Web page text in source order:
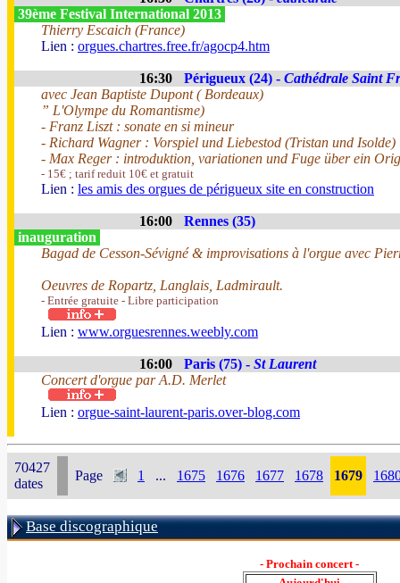
39ème Festival International 2013
Thierry Escaich (France)
Lien : orgues.chartres.free.fr/agocp4.htm
16:30 Périgueux (24) - Cathédrale Saint
avec Jean Baptiste Dupont ( Bordeaux)
” L'Olympe du Romantisme)
- Franz Liszt : sonate en si mineur
- Richard Wagner : Vorspiel und Liebestod (Tristan und Isolde)
- Max Reger : introduktion, variationen und Fuge über ein
- 15€ ; tarif reduit 10€ et gratuit
Lien : les amis des orgues de périgueux site en construction
16:00
Rennes (35)
inauguration
Bagad de Cesson-Sévigné & improvisations à l'orgue avec
Oeuvres de Ropartz, Langlais, Ladmirault.
- Entrée gratuite - Libre participation
Lien : www.orguesrennes.weebly.com
16:00 Paris (75) - St Laurent
Concert d'orgue par A.D. Merlet
Lien : orgue-saint-laurent-paris.over-blog.com
70427
dates
Page 1 ... 1675 1676 1677 1678 1679
Base discographique
- Prochain concert -